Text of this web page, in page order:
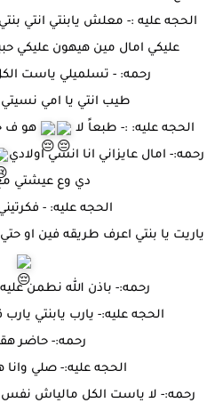
الحجه عليه :- معلش يابنتي انتي
عليكي امال مين هيهون عليكي
رحمه: - تسلميلي ياست
طيب انتي يا امي نسيتي
الحجه عليه: :- طبعاً لا
هو ف
رحمه:- امال عايزاني انا انسي اولادي
دي وع عيشتي
الحجه عليه: -
ياريت يا بنتي اعرف طريقه فين او حتي
رحمه:- باذن الله نطمن عليه
الحجه عليه:- يارب يابنتي
رحمه:- حاضر
الحجه عليه:- صلي
رحمه:- لا ياست الكل مالياش نفس